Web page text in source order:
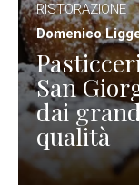
RISTORAZIONE
Domenico
San
dai
qualità